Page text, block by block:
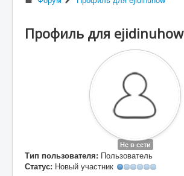
Реквизиты
Профиль для ejidinuhow
Не в сети
Тип пользователя: Пользователь
Статус: Новый участник